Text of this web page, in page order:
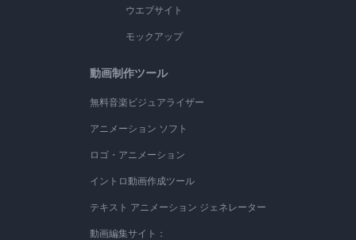
ウエブサイト
モックアップ
動画制作ツール
無料音楽ビジュアライザー
アニメーション ソフト
ロゴ・アニメーション
イントロ動画作成ツール
テキスト アニメーション ジェネレーター
動画編集サイト：